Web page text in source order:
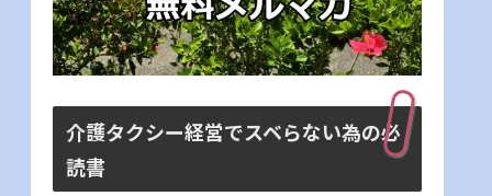
介護タクシー経営でスベらない為の必
読書